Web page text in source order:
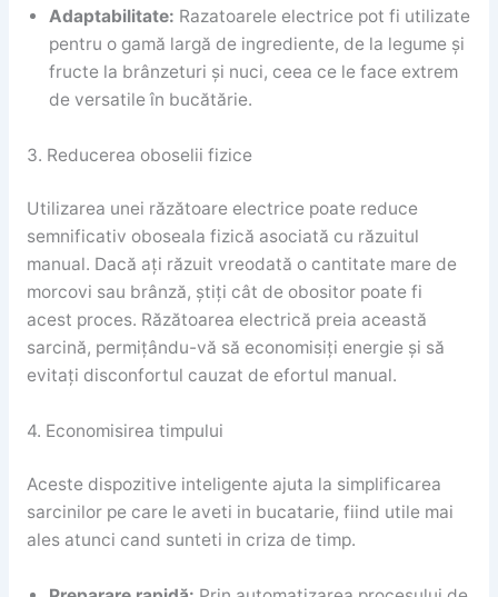
Adaptabilitate: Razatoarele electrice pot fi utilizate
pentru o gamă largă de ingrediente, de la legume și
fructe la brânzeturi și nuci, ceea ce le face extrem
de versatile în bucătărie.
3. Reducerea oboselii fizice
Utilizarea unei răzătoare electrice poate reduce
semnificativ oboseala fizică asociată cu răzuitul
manual. Dacă ați răzuit vreodată o cantitate mare de
morcovi sau brânză, știți cât de obositor poate fi
acest proces. Răzătoarea electrică preia această
sarcină, permițându-vă să economisiți energie și să
evitați disconfortul cauzat de efortul manual.
4. Economisirea timpului
Aceste dispozitive inteligente ajuta la simplificarea
sarcinilor pe care le aveti in bucatarie, fiind utile mai
ales atunci cand sunteti in criza de timp.